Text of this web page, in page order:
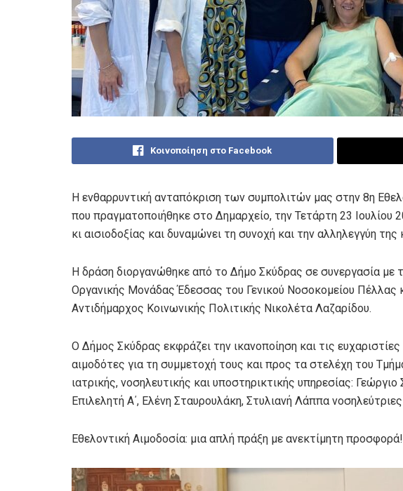
Κοινοποίηση στο Facebook
Η ενθαρρυντική ανταπόκριση των συμπολιτών μας στην 8η
που πραγματοποιήθηκε στο Δημαρχείο, την Τετάρτη 23 Ιουλίου
κι αισιοδοξίας και δυναμώνει τη συνοχή και την αλληλεγγύη της
Η δράση διοργανώθηκε από το Δήμο Σκύδρας σε συνεργασία με
Οργανικής Μονάδας Έδεσσας του Γενικού Νοσοκομείου Πέλλας
Αντιδήμαρχος Κοινωνικής Πολιτικής Νικολέτα Λαζαρίδου.
Ο Δήμος Σκύδρας εκφράζει την ικανοποίηση και τις
αιμοδότες για τη συμμετοχή τους και προς τα στελέχη του
ιατρικής, νοσηλευτικής και υποστηρικτικής υπηρεσίας:
Επιλελητή Α΄, Ελένη Σταυρουλάκη, Στυλιανή Λάππα
Εθελοντική Αιμοδοσία: μια απλή πράξη με ανεκτίμητη προσφορά!